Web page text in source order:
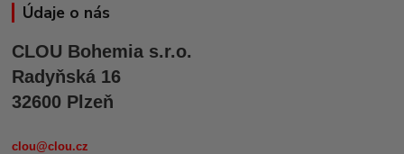
Údaje o nás
CLOU Bohemia s.r.o.
Radyňská 16
32600 Plzeň
clou@clou.cz